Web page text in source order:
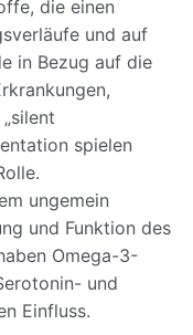
die einen
und auf
in Bezug auf die
spielen
ungemein
und Funktion des
Omega-3-
und
Einfluss.